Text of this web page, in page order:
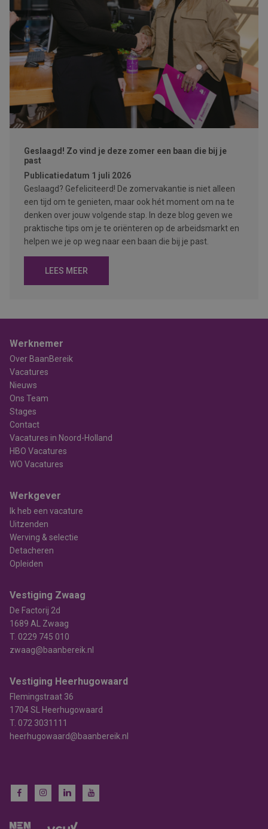
Geslaagd! Zo vind je deze zomer een baan die bij je
past
Publicatiedatum 1 juli 2026
Geslaagd? Gefeliciteerd! De zomervakantie is niet alleen
een tijd om te genieten, maar ook hét moment om na te
denken over jouw volgende stap. In deze blog geven we
praktische tips om je te oriënteren op de arbeidsmarkt en
helpen we je op weg naar een baan die bij je past.
LEES MEER
Werknemer
Over BaanBereik
Vacatures
Nieuws
Ons Team
Stages
Contact
Vacatures in Noord-Holland
HBO Vacatures
WO Vacatures
Werkgever
Ik heb een vacature
Uitzenden
Werving & selectie
Detacheren
Opleiden
Vestiging Zwaag
De Factorij 2d
1689 AL Zwaag
T. 0229 745 010
zwaag@baanbereik.nl
Vestiging Heerhugowaard
Flemingstraat 36
1704 SL Heerhugowaard
T. 072 3031111
heerhugowaard@baanbereik.nl